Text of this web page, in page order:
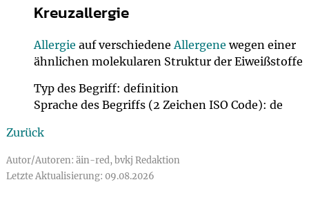
Kreuzallergie
Allergie auf verschiedeneAllergene wegen einer
ähnlichen molekularen Struktur der Eiweißstoffe
Typ des Begriff: definition
Sprache des Begriffs (2 Zeichen ISO Code): de
Zurück
Autor/Autoren: äin-red, bvkj Redaktion
Letzte Aktualisierung: 09.08.2026